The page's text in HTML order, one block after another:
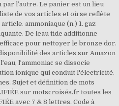
l’autre. Le panier est un lieu
de vos articles et où se reflète
ammoniaque (n.) 1. gaz
De leau tide additionne
pour nettoyer le bronze dor.
des articles sur Amazon
l'ammoniac se dissocie
ionique qui conduit l'électricité.
Sujet et définition de mots
sur motscroisés.fr toutes les
avec 7 & 8 lettres. Code à